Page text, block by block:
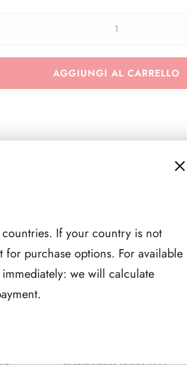
Euralbo
2025
AGGIUNGI AL CARRELLO
If your country is not
for purchase options. For available
we will calculate